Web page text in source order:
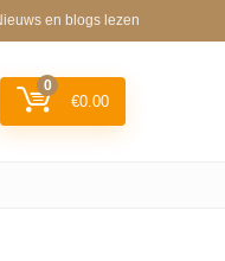
en blogs lezen
0
€0.00